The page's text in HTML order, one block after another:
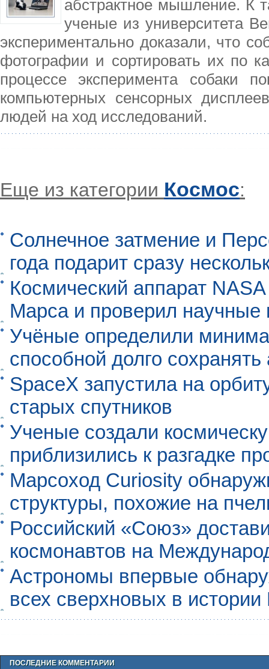
абстрактное мышление. К
ученые из университета
экспериментально доказали, что
фотографии и сортировать их по
процессе эксперимента собаки
компьютерных сенсорных
людей на ход исследований.
Еще из категории Космос:
Солнечное затмение и
года подарит сразу
Космический аппарат
Марса и проверил научные
Учёные определили
способной долго
SpaceX запустила на
старых спутников
Ученые создали
приблизились к разгадке
Марсоход Curiosity
структуры, похожие на
Российский «Союз»
космонавтов на
Астрономы впервые
всех сверхновых в
ПОСЛЕДНИЕ КОММЕНТАРИИ